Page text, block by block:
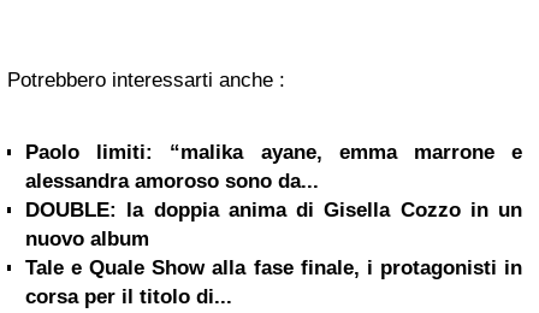
Potrebbero interessarti anche :
Paolo limiti: “malika ayane, emma marrone e
alessandra amoroso sono da...
DOUBLE: la doppia anima di Gisella Cozzo in un
nuovo album
Tale e Quale Show alla fase finale, i protagonisti in
corsa per il titolo di...